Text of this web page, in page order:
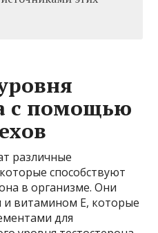
с помощью
различные
способствуют
в организме. Они
витамином Е, которые
для